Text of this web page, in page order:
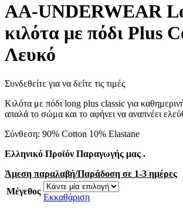
AA-UNDERWEAR
κιλότα με πόδι Plus
Λευκό
Συνδεθείτε για να δείτε τις τιμές
Κιλότα με πόδι long plus classic για
απαλά το σώμα και το αφήνει να αναπνέει
Σύνθεση: 90% Cotton 10% Εlastane
Ελληνικό Προϊόν Παραγωγής μας .
Άμεση παραλαβή/Παράδοση σε 1-3 ημέρες
Μέγεθος
Εκκαθάριση